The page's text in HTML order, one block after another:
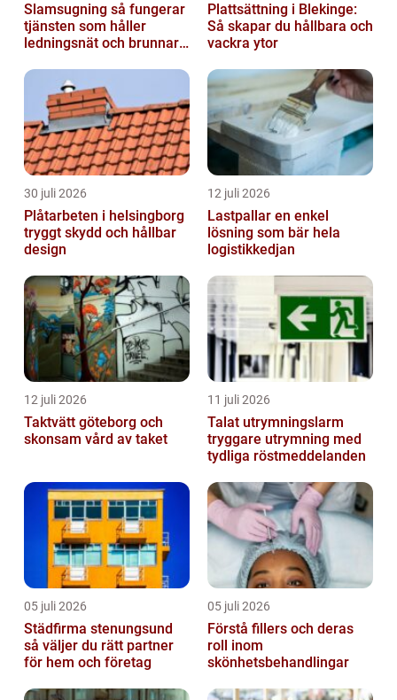
Slamsugning så fungerar
tjänsten som håller
ledningsnät och brunnar i
Plattsättning i Blekinge:
Så skapar du hållbara och
vackra ytor
30 juli 2026
Plåtarbeten i helsingborg
tryggt skydd och hållbar
design
12 juli 2026
Lastpallar en enkel
lösning som bär hela
logistikkedjan
12 juli 2026
Taktvätt göteborg och
skonsam vård av taket
11 juli 2026
Talat utrymningslarm
tryggare utrymning med
tydliga röstmeddelanden
05 juli 2026
Städfirma stenungsund
så väljer du rätt partner
för hem och företag
05 juli 2026
Förstå fillers och deras
roll inom
skönhetsbehandlingar